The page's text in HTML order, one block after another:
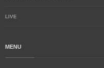
LIVE
MENU